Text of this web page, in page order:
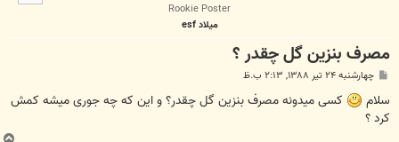
Rookie Poster
میلاد esf
مصرف بنزین گل چقدر ؟
س
ت
چهارشنبه ۲۴ تیر ۱۳۸۸, ۲:۱۳ ب.ظ
سلام
کسی میدونه مصرف بنزین گل چقدر؟ و این که چه جوری میشه کمش
کرد ؟